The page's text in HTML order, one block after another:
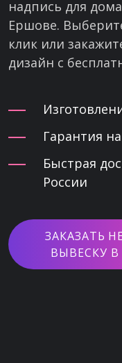
надпись для
Ершове.
клик или
дизайн с
Гарантия
Быстрая
России
ЗАКАЗАТЬ
ВЫВЕСКУ